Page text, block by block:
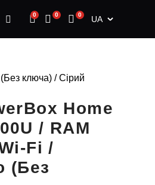
0 0 0 UA
ключа) / Сірий
Home
/ RAM
Fi /
(Без